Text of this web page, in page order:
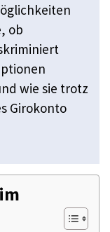
ob
wie sie trotz
Girokonto